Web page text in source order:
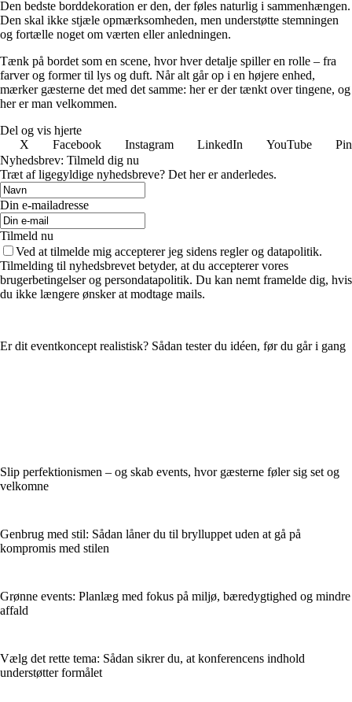
Den bedste borddekoration er den, der føles naturlig i sammenhængen.
Den skal ikke stjæle opmærksomheden, men understøtte stemningen
og fortælle noget om værten eller anledningen.
Tænk på bordet som en scene, hvor hver detalje spiller en rolle – fra
farver og former til lys og duft. Når alt går op i en højere enhed,
mærker gæsterne det med det samme: her er der tænkt over tingene, og
her er man velkommen.
Del og vis hjerte
X
Facebook Instagram LinkedIn YouTube
Nyhedsbrev: Tilmeld dig nu
Træt af ligegyldige nyhedsbreve? Det her er anderledes.
Din e-mailadresse
Tilmeld nu
Ved at tilmelde mig accepterer jeg sidens regler og datapolitik.
Tilmelding til nyhedsbrevet betyder, at du accepterer vores
brugerbetingelser og persondatapolitik. Du kan nemt framelde dig, hvis
du ikke længere ønsker at modtage mails.
Er dit eventkoncept realistisk? Sådan tester du idéen, før du går i gang
Slip perfektionismen – og skab events, hvor gæsterne føler sig set og
velkomne
Genbrug med stil: Sådan låner du til brylluppet uden at gå på
kompromis med stilen
Grønne events: Planlæg med fokus på miljø, bæredygtighed og mindre
affald
Vælg det rette tema: Sådan sikrer du, at konferencens indhold
understøtter formålet